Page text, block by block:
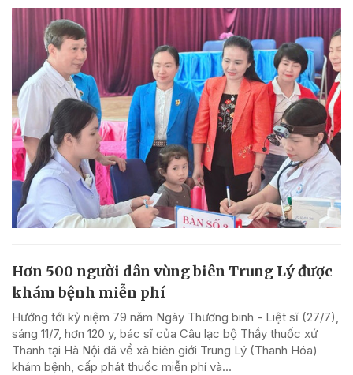
Hơn 500 người dân vùng biên Trung Lý được
khám bệnh miễn phí
Hướng tới kỷ niệm 79 năm Ngày Thương binh - Liệt sĩ (27/7),
sáng 11/7, hơn 120 y, bác sĩ của Câu lạc bộ Thầy thuốc xứ
Thanh tại Hà Nội đã về xã biên giới Trung Lý (Thanh Hóa)
khám bệnh, cấp phát thuốc miễn phí và...